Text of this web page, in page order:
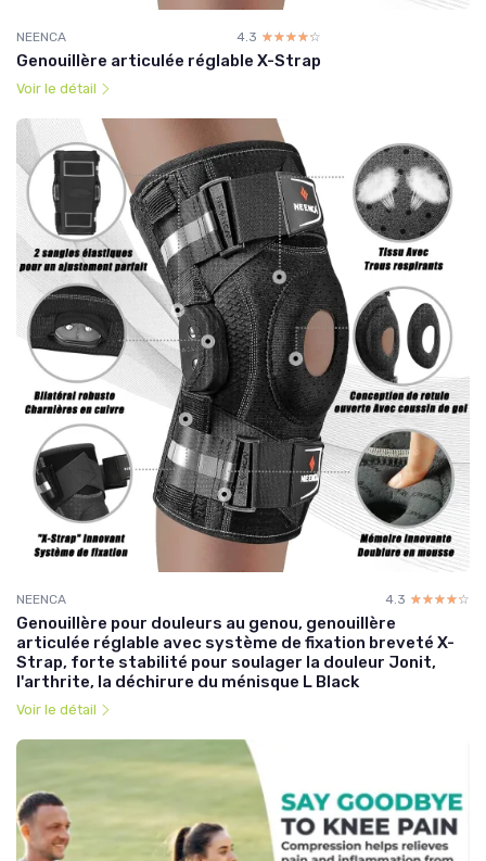
NEENCA 4.3 ☆☆☆☆☆
★★★★★
Genouillère articulée réglable X-Strap
Voir le détail
NEENCA 4.3 ☆☆☆☆☆
★★★★★
Genouillère pour douleurs au genou, genouillère
articulée réglable avec système de fixation breveté X-
Strap, forte stabilité pour soulager la douleur Jonit,
l'arthrite, la déchirure du ménisque L Black
Voir le détail